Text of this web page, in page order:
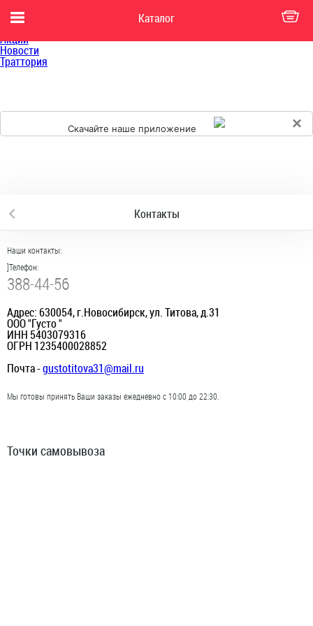
Каталог
Каталог
Доставка
Акции
Новости
Траттория
Скачайте наше приложение ×
Контакты
Наши контакты:
]Телефон:
388-44-56
Адрес: 630054, г.Новосибирск, ул. Титова, д.31
ООО "Густо "
ИНН 5403079316
ОГРН 1235400028852
Почта -gustotitova31@mail.ru
Мы готовы принять Ваши заказы ежедневно с 10:00 до 22:30.
Точки самовывоза